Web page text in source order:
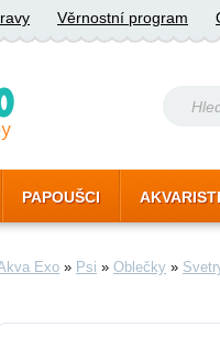
Věrnostní program
PAPOUŠCI
Exo » Psi » Oblečky »